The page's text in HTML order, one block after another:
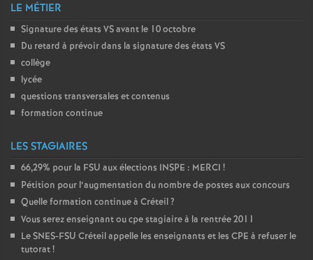
LE MÉTIER
Signature des états VSavant le 10 octobre
Du retard à prévoir dans la signature des états VS
collège
lycée
questions transversales et contenus
formation continue
LES STAGIAIRES
66,29% pour la FSU aux élections INSPE : MERCI !
Pétition pour l’augmentation du nombre de postes aux concours
Quelle formation continue à Créteil?
Vous serez enseignant ou cpe stagiaire à la rentrée 2011
LeSNES-FSU Créteil appelle les enseignants et les CPE à refuser le
tutorat!